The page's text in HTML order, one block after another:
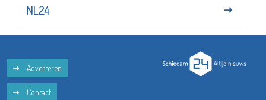
NL24
Adverteren
Contact